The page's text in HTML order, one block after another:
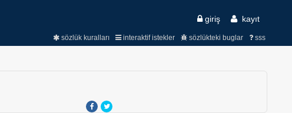
kayıt
giriş
sss
sözlükteki buglar
interaktif istekler
sözlük kuralları